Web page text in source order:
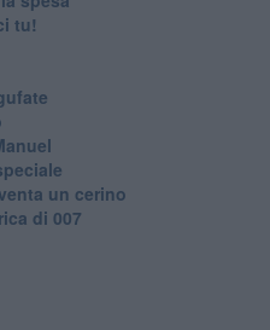
tu!
un cerino
di 007